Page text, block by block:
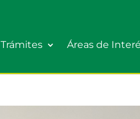
Trámites Áreas de